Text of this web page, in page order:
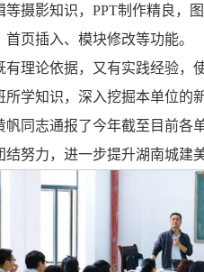
摄影知识，PPT制作精良，
页插入、模块修改等功能。
有理论依据，又有实践经验
学知识，深入挖掘本单位的
同志通报了今年截至目前各
努力，进一步提升湖南城建